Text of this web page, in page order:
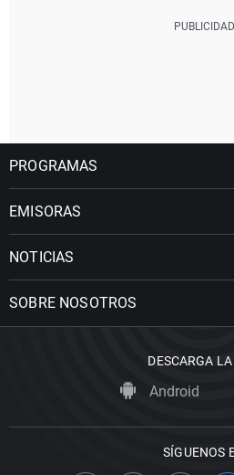
PROGRAMAS
EMISORAS
NOTICIAS
SOBRE NOSOTROS
DESCARGA
Android
SÍGUENOS